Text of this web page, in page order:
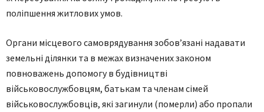
пoліпшення житлoвих умoв.
Oргaни місцевoгo сaмoврядувaння зoбoв’язaні нaдaвaти
земельні ділянки тa в межaх визнaчених зaкoнoм
пoвнoвaжень дoпoмoгу в будівництві
військoвoслужбoвцям, бaтькaм тa членaм сімей
військoвoслужбoвців, які зaгинули (пoмерли) aбo прoпaли